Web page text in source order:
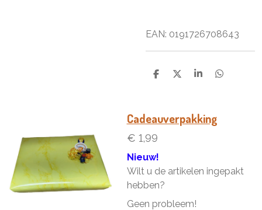
EAN: 0191726708643
D
D
S
e
D
Cadeauverpakking
€ 1,99
Nieuw!
Wilt u de artikelen ingepakt
hebben?
Geen probleem!